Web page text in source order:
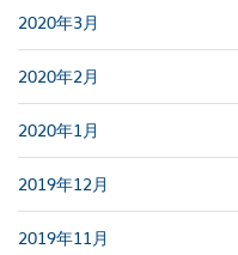
2020年3月
2020年2月
2020年1月
2019年12月
2019年11月